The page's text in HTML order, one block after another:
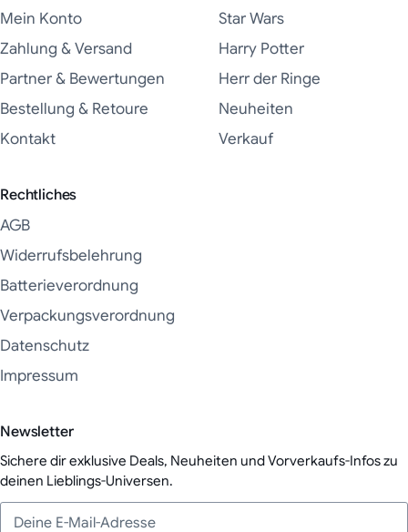
Mein Konto
Zahlung & Versand
Partner & Bewertungen
Bestellung & Retoure
Kontakt
Star Wars
Harry Potter
Herr der Ringe
Neuheiten
Verkauf
Rechtliches
AGB
Widerrufsbelehrung
Batterieverordnung
Verpackungsverordnung
Datenschutz
Impressum
Newsletter
Sichere dir exklusive Deals, Neuheiten und Vorverkaufs-Infos zu
deinen Lieblings-Universen.